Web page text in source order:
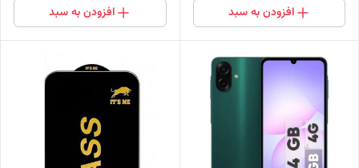
افزودن به سبد افزودن به سبد